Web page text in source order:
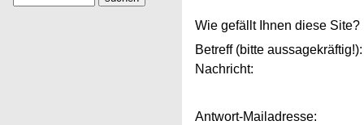
Wie gefällt Ihnen diese
Betreff (bitte aussagekräftig!):
Nachricht:
Antwort-Mailadresse: